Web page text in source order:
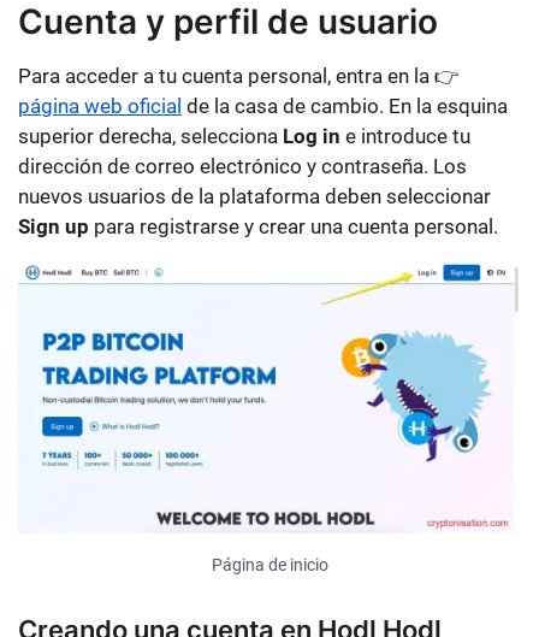
Cuenta y perfil de usuario
Para acceder a tu cuenta personal, entra en la 👉
página web oficial de la casa de cambio. En la esquina
superior derecha, selecciona Log in e introduce tu
dirección de correo electrónico y contraseña. Los
nuevos usuarios de la plataforma deben seleccionar
Sign up para registrarse y crear una cuenta personal.
Página de inicio
Creando una cuenta en Hodl Hodl